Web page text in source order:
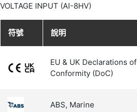
VOLTAGE INPUT (AI-8HV)
符號 說明
EU & UK Declarations of
Conformity (DoC)
ABS, Marine